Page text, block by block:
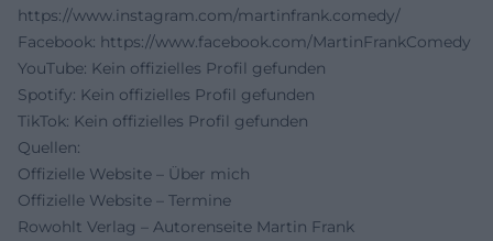
https://www.instagram.com/martinfrank.comedy/
Facebook: https://www.facebook.com/MartinFrankComedy
YouTube: Kein offizielles Profil gefunden
Spotify: Kein offizielles Profil gefunden
TikTok: Kein offizielles Profil gefunden
Quellen:
Offizielle Website – Über mich
Offizielle Website – Termine
Rowohlt Verlag – Autorenseite Martin Frank